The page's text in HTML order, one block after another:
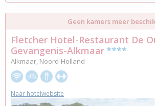
Geen kamers meer
Fletcher Hotel-Restaurant De
Gevangenis-Alkmaar ****
Alkmaar, Noord-Holland
Naar hotelwebsite